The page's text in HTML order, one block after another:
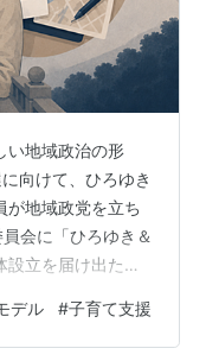
い地域政治の形
向けて、ひろゆき
が地域政党を立ち
会に「ひろゆき＆
立を届け出たこ
くの人がまず感じ
のか」という素朴
デル #子育て支援